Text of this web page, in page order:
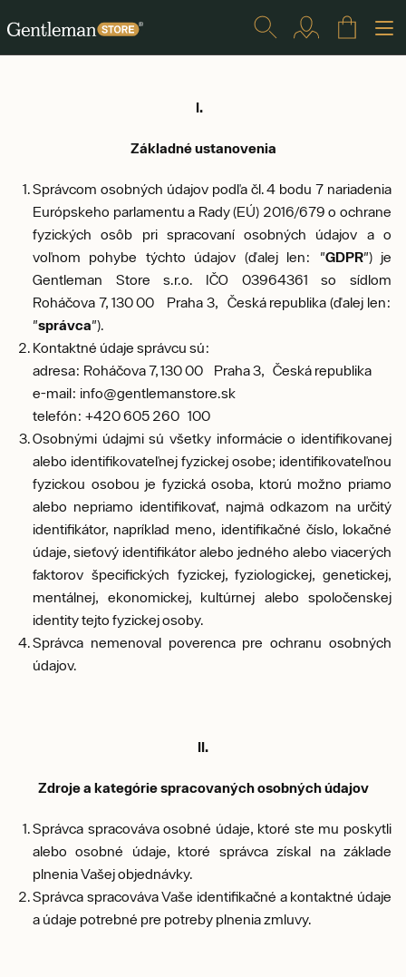
I.
Základné ustanovenia
Správcom osobných údajov podľa čl. 4 bodu 7 nariadenia
Európskeho parlamentu a Rady (EÚ) 2016/679 o ochrane
fyzických osôb pri spracovaní osobných údajov a o
voľnom pohybe týchto údajov (ďalej len: "GDPR") je
Gentleman Store s.r.o. IČO 03964361 so sídlom
Roháčova 7, 130 00 Praha 3, Česká republika (ďalej len:
"správca").
Kontaktné údaje správcu sú:
adresa: Roháčova 7, 130 00 Praha 3, Česká republika
e-mail: info@gentlemanstore.sk
telefón: +420 605 260 100
Osobnými údajmi sú všetky informácie o identifikovanej
alebo identifikovateľnej fyzickej osobe; identifikovateľnou
fyzickou osobou je fyzická osoba, ktorú možno priamo
alebo nepriamo identifikovať, najmä odkazom na určitý
identifikátor, napríklad meno, identifikačné číslo, lokačné
údaje, sieťový identifikátor alebo jedného alebo viacerých
faktorov špecifických fyzickej, fyziologickej, genetickej,
mentálnej, ekonomickej, kultúrnej alebo spoločenskej
identity tejto fyzickej osoby.
Správca nemenoval poverenca pre ochranu osobných
údajov.
II.
Zdroje a kategórie spracovaných osobných údajov
Správca spracováva osobné údaje, ktoré ste mu poskytli
alebo osobné údaje, ktoré správca získal na základe
plnenia Vašej objednávky.
Správca spracováva Vaše identifikačné a kontaktné údaje
a údaje potrebné pre potreby plnenia zmluvy.